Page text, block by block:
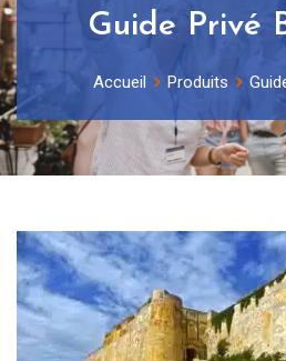
Guide Privé
Accueil Produits